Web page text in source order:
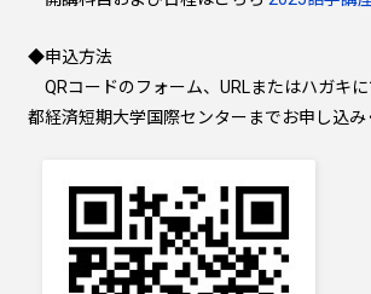
◆申込方法
QRコードのフォーム、URLまたはハガキ
都経済短期大学国際センターまでお申し込み